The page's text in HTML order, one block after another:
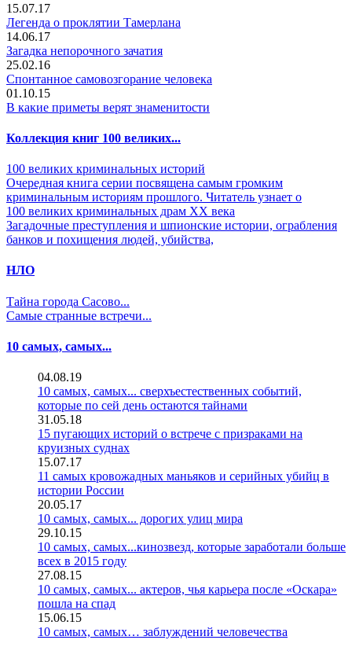
15.07.17
Легенда о проклятии Тамерлана
14.06.17
Загадка непорочного зачатия
25.02.16
Спонтанное самовозгорание человека
01.10.15
В какие приметы верят знаменитости
Коллекция книг 100 великих...
100 великих криминальных историй
Очередная книга серии посвящена самым громким
криминальным историям прошлого. Читатель узнает о
100 великих криминальных драм ХХ века
Загадочные преступления и шпионские истории, ограбления
банков и похищения людей, убийства,
НЛО
Тайна города Сасово...
Самые странные встречи...
10 самых, самых...
04.08.19
10 самых, самых... сверхъестественных событий,
которые по сей день остаются тайнами
31.05.18
15 пугающих историй о встрече с призраками на
круизных суднах
15.07.17
11 самых кровожадных маньяков и серийных убийц в
истории России
20.05.17
10 самых, самых... дорогих улиц мира
29.10.15
10 самых, самых...кинозвезд, которые заработали больше
всех в 2015 году
27.08.15
10 самых, самых... актеров, чья карьера после «Оскара»
пошла на спад
15.06.15
10 самых, самых… заблуждений человечества